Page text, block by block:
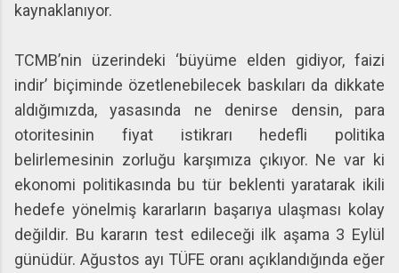
kaynaklanıyor.
TCMB’nin üzerindeki ‘büyüme elden gidiyor, faizi
indir’ biçiminde özetlenebilecek baskıları da dikkate
aldığımızda, yasasında ne denirse densin, para
otoritesinin fiyat istikrarı hedefli politika
belirlemesinin zorluğu karşımıza çıkıyor. Ne var ki
ekonomi politikasında bu tür beklenti yaratarak ikili
hedefe yönelmiş kararların başarıya ulaşması kolay
değildir. Bu kararın test edileceği ilk aşama 3 Eylül
günüdür. Ağustos ayı TÜFE oranı açıklandığında eğer